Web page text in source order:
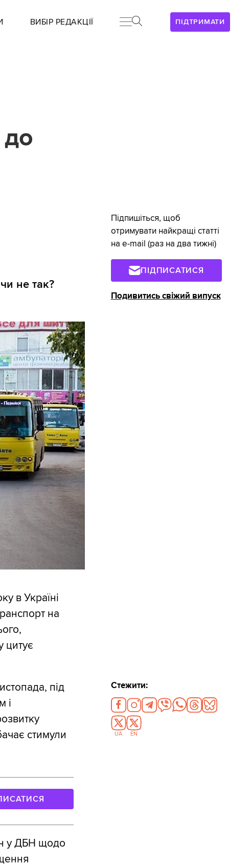
ПІДТРИМАТИ
ВИБІР РЕДАКЦІЇ
не так?
в Україні
на
цитує
під
і
стимули
у ДБН щодо
Підпишіться, щоб
отримувати найкращі статті
на e-mail (раз на два тижні)
ПІДПИСАТИСЯ
Подивитись свіжий випуск
Стежити:
UA EN